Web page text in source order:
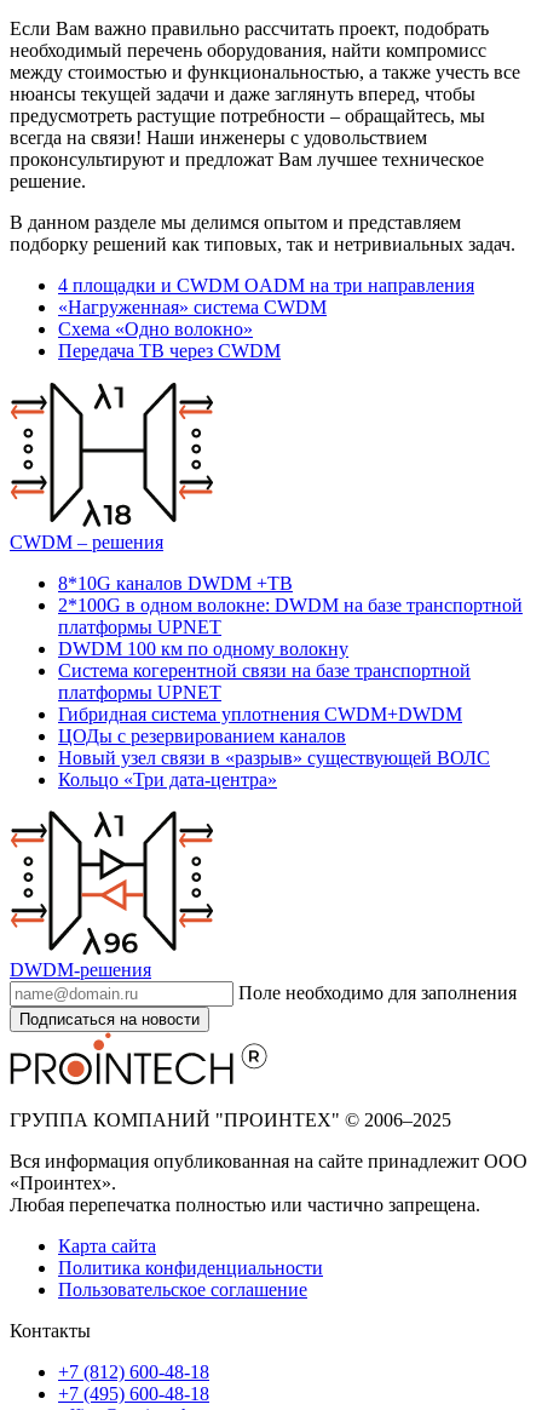
Если Вам важно правильно рассчитать проект, подобрать
необходимый перечень оборудования, найти компромисс
между стоимостью и функциональностью, а также учесть все
нюансы текущей задачи и даже заглянуть вперед, чтобы
предусмотреть растущие потребности – обращайтесь, мы
всегда на связи! Наши инженеры с удовольствием
проконсультируют и предложат Вам лучшее техническое
решение.
В данном разделе мы делимся опытом и представляем
подборку решений как типовых, так и нетривиальных задач.
4 площадки и CWDM OADM на три направления
«Нагруженная» система CWDM
Схема «Одно волокно»
Передача ТВ через CWDM
CWDM – решения
8*10G каналов DWDM +ТВ
2*100G в одном волокне: DWDM на базе транспортной
платформы UPNET
DWDM 100 км по одному волокну
Система когерентной связи на базе транспортной
платформы UPNET
Гибридная система уплотнения СWDM+DWDM
ЦОДы с резервированием каналов
Новый узел связи в «разрыв» существующей ВОЛС
Кольцо «Три дата-центра»
DWDM-решения
Поле необходимо для заполнения
Подписаться на новости
ГРУППА КОМПАНИЙ "ПРОИНТЕХ" © 2006–2025
Вся информация опубликованная на сайте принадлежит ООО
«Проинтех».
Любая перепечатка полностью или частично запрещена.
Карта сайта
Политика конфиденциальности
Пользовательское соглашение
Контакты
+7 (812) 600-48-18
+7 (495) 600-48-18